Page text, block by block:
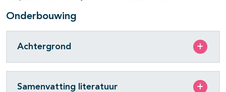
Onderbouwing
Achtergrond
Samenvatting literatuur